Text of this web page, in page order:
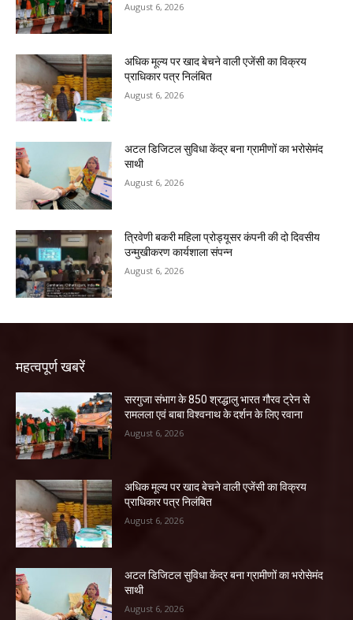
August 6, 2026
अधिक मूल्य पर खाद बेचने वाली एजेंसी का विक्रय
प्राधिकार पत्र निलंबित
August 6, 2026
अटल डिजिटल सुविधा केंद्र बना ग्रामीणों का भरोसेमंद
साथी
August 6, 2026
त्रिवेणी बकरी महिला प्रोड्यूसर कंपनी की दो दिवसीय
उन्मुखीकरण कार्यशाला संपन्न
August 6, 2026
महत्वपूर्ण खबरें
सरगुजा संभाग के 850 श्रद्धालु भारत गौरव ट्रेन से
रामलला एवं बाबा विश्वनाथ के दर्शन के लिए रवाना
August 6, 2026
अधिक मूल्य पर खाद बेचने वाली एजेंसी का विक्रय
प्राधिकार पत्र निलंबित
August 6, 2026
अटल डिजिटल सुविधा केंद्र बना ग्रामीणों का भरोसेमंद
साथी
August 6, 2026